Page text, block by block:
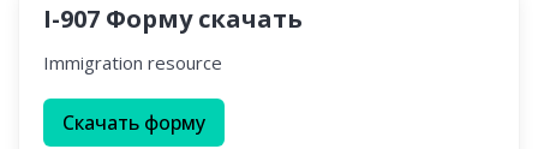
I-907 Форму скачать
Immigration resource
Скачать форму